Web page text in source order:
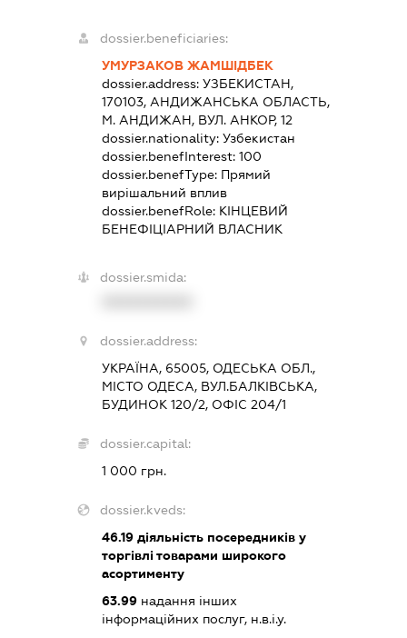
dossier.beneficiaries:
УМУРЗАКОВ ЖАМШІДБЕК
dossier.address:УЗБЕКИСТАН,
170103, АНДИЖАНСЬКА ОБЛАСТЬ,
М. АНДИЖАН, ВУЛ. АНКОР, 12
dossier.nationality:Узбекистан
dossier.benefInterest:100
dossier.benefType: Прямий
вирішальний вплив
dossier.benefRole: КІНЦЕВИЙ
БЕНЕФІЦІАРНИЙ ВЛАСНИК
dossier.smida:
dossier.address:
УКРАЇНА, 65005, ОДЕСЬКА ОБЛ.,
МІСТО ОДЕСА, ВУЛ.БАЛКІВСЬКА,
БУДИНОК 120/2, ОФІС 204/1
dossier.capital:
1 000 грн.
dossier.kveds:
46.19 діяльність посередників у
торгівлі товарами широкого
асортименту
63.99 надання інших
інформаційних послуг, н.в.і.у.